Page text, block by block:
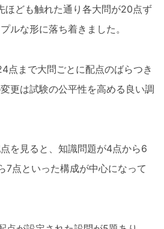
ほども触れた通り各大問が20点ず
ルな形に落ち着きました。
点まで大問ごとに配点のばらつき
更は試験の公平性を高める良い調
を見ると、知識問題が4点から6
7点といった構成が中心になって